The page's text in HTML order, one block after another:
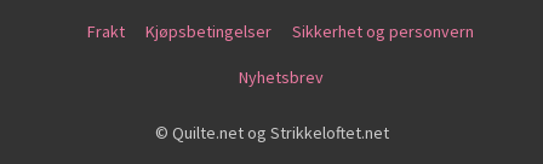
Frakt Kjøpsbetingelser Sikkerhet og personvern
Nyhetsbrev
© Quilte.net og Strikkeloftet.net